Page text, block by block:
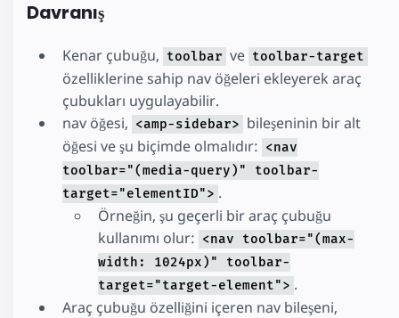
Davranış
Kenar çubuğu, toolbar ve toolbar-target
özelliklerine sahip nav öğeleri ekleyerek araç
çubukları uygulayabilir.
nav öğesi, <amp-sidebar> bileşeninin bir alt
öğesi ve şu biçimde olmalıdır: <nav
toolbar="(media-query)" toolbar-
target="elementID"> .
Örneğin, şu geçerli bir araç çubuğu
kullanımı olur: <nav toolbar="(max-
width: 1024px)" toolbar-
target="target-element"> .
Araç çubuğu özelliğini içeren nav bileşeni,